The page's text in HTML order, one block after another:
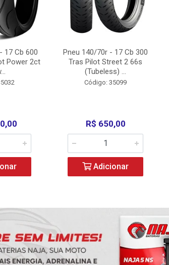
17 Cb 600
Power 2ct
Pneu 140/70r - 17 Cb 300
Tras Pilot Street 2 66s
(Tubeless) ...
Código: 35099
R$ 650,00
Adicionar